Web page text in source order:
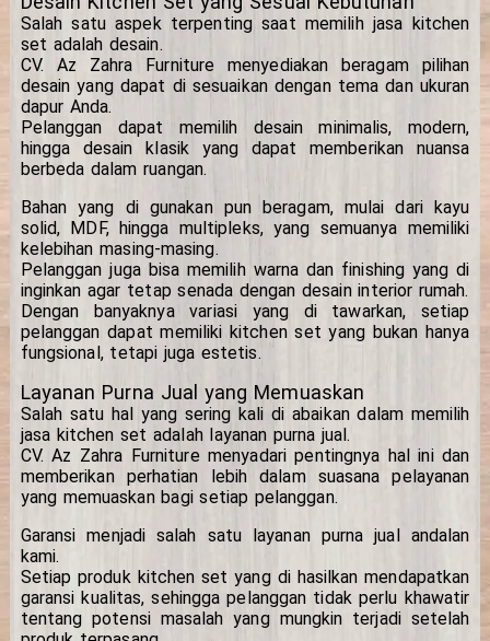
Salah satu aspek terpenting saat memilih jasa kitchen
set adalah desain.
CV. Az Zahra Furniture menyediakan beragam pilihan
desain yang dapat di sesuaikan dengan tema dan ukuran
dapur Anda.
Pelanggan dapat memilih desain minimalis, modern,
hingga desain klasik yang dapat memberikan nuansa
berbeda dalam ruangan.
Bahan yang di gunakan pun beragam, mulai dari kayu
solid, MDF, hingga multipleks, yang semuanya memiliki
kelebihan masing-masing.
Pelanggan juga bisa memilih warna dan finishing yang di
inginkan agar tetap senada dengan desain interior rumah.
Dengan banyaknya variasi yang di tawarkan, setiap
pelanggan dapat memiliki kitchen set yang bukan hanya
fungsional, tetapi juga estetis.
Layanan Purna Jual yang Memuaskan
Salah satu hal yang sering kali di abaikan dalam memilih
jasa kitchen set adalah layanan purna jual.
CV. Az Zahra Furniture menyadari pentingnya hal ini dan
memberikan perhatian lebih dalam suasana pelayanan
yang memuaskan bagi setiap pelanggan.
Garansi menjadi salah satu layanan purna jual andalan
kami.
Setiap produk kitchen set yang di hasilkan mendapatkan
garansi kualitas, sehingga pelanggan tidak perlu khawatir
tentang potensi masalah yang mungkin terjadi setelah